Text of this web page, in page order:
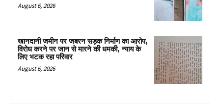
August 6, 2026
खानदानी जमीन पर जबरन सड़क निर्माण का आरोप,
विरोध करने पर जान से मारने की धमकी, न्याय के
लिए भटक रहा परिवार
August 6, 2026